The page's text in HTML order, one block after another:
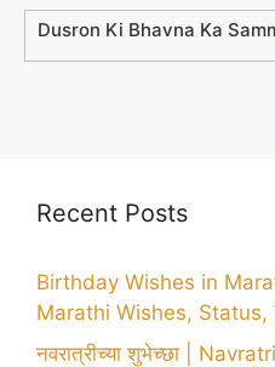
Dusron Ki Bhavna Ka
Recent Posts
Birthday Wishes in
Marathi Wishes, Status,
नवरात्रीच्या शुभेच्छा |